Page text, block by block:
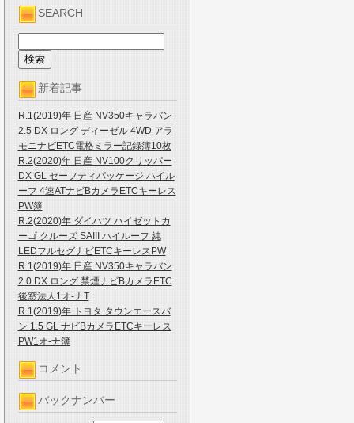
SEARCH
新着記事
R.1(2019)年 日産 NV350キャラバン
2.5 DX ロング ディーゼル 4WD アラ
モニナビETC電格ミラー記録簿10枚
R.2(2020)年 日産 NV100クリッパー
DX GL セーフティパッケージ ハイル
ーフ 4速ATナビBカメラETCキーレス
PW簿
R.2(2020)年 ダイハツ ハイゼットカ
ーゴ クルーズ SAIII ハイルーフ 純
LEDフルセグナビETCキーレスPW
R.1(2019)年 日産 NV350キャラバン
2.0 DX ロング 禁煙ナビBカメラETC
後窓法人1オ-ナT
R.1(2019)年 トヨタ タウンエースバ
ン 1.5 GL ナビBカメラETCキーレス
PW1オ-ナ簿
コメント
バックナンバー